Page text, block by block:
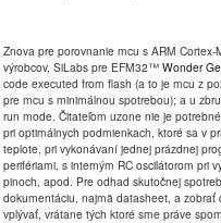
Znova pre porovnanie mcu s ARM
výrobcov, SiLabs pre EFM32™ Wonder
code executed from flash (a to je mcu z
pre mcu s minimálnou spotrebou); a u
run mode. Čitateľom uzone nie je
pri optimálnych podmienkach, ktoré sa v
teplote, pri vykonávaní jednej prázdnej
perifériami, s interným RC oscilátorom pri
pinoch, apod. Pre odhad skutočnej
dokumentáciu, najmä datasheet, a
vplývať, vrátane tých ktoré sme práve